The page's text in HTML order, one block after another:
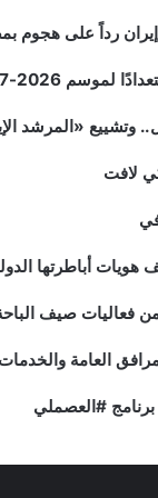
إيران رداً على هجوم
2026-2027
لافت
أباطرتها
صيف الباحة
العامة